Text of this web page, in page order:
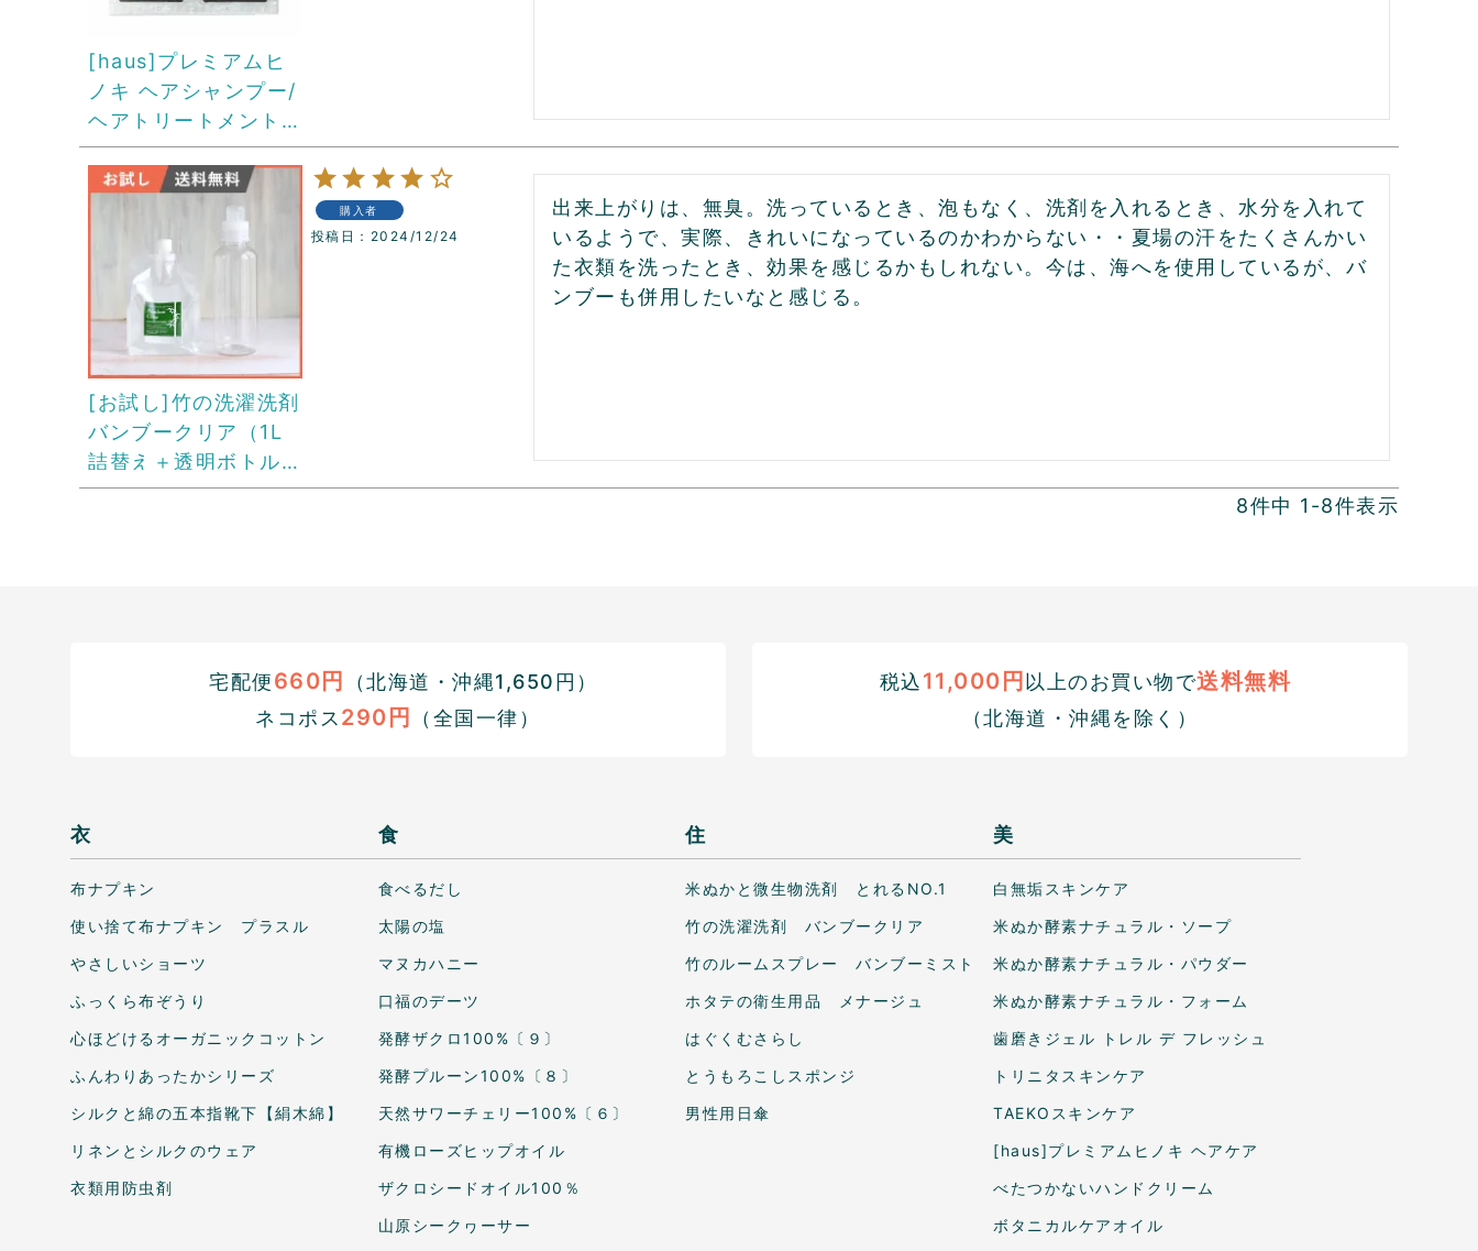
[haus]プレミアムヒ
ノキ ヘアシャンプー/
ヘアトリートメント
トライアルパウチ
[お試し]竹の洗濯洗剤
バンブークリア（1L
詰替え＋透明ボトル
セット）
購入者
投稿日 2024/12/24
出来上がりは、無臭。洗っているとき、泡もなく、洗剤を入れるとき、水分を入れて
いるようで、実際、きれいになっているのかわからない・・夏場の汗をたくさんかい
た衣類を洗ったとき、効果を感じるかもしれない。今は、海へを使用しているが、バ
ンブーも併用したいなと感じる。
8件中 1 -8件表示
宅配便660円
（北海道・沖縄1,650円）
ネコポス 290円 （全国一律）
税込11,000円 以上のお買い物で送料無料
（北海道・沖縄を除く）
衣
布ナプキン
使い捨て布ナプキン プラスル
やさしいショーツ
ふっくら布ぞうり
心ほどけるオーガニックコットン
ふんわりあったかシリーズ
シルクと綿の五本指靴下【絹木綿】
リネンとシルクのウェア
衣類用防虫剤
食
食べるだし
太陽の塩
マヌカハニー
口福のデーツ
発酵ザクロ100%〔９〕
発酵プルーン100%〔８〕
天然サワーチェリー100%〔６〕
有機ローズヒップオイル
ザクロシードオイル100％
山原シークヮーサー
住
米ぬかと微生物洗剤 とれるNO.1
竹の洗濯洗剤 バンブークリア
竹のルームスプレー バンブーミスト
ホタテの衛生用品 メナージュ
はぐくむさらし
とうもろこしスポンジ
男性用日傘
美
白無垢スキンケア
米ぬか酵素ナチュラル・ソープ
米ぬか酵素ナチュラル・パウダー
米ぬか酵素ナチュラル・フォーム
歯磨きジェル トレル デ フレッシュ
トリニタスキンケア
TAEKOスキンケア
[haus]プレミアムヒノキ ヘアケア
べたつかないハンドクリーム
ボタニカルケアオイル